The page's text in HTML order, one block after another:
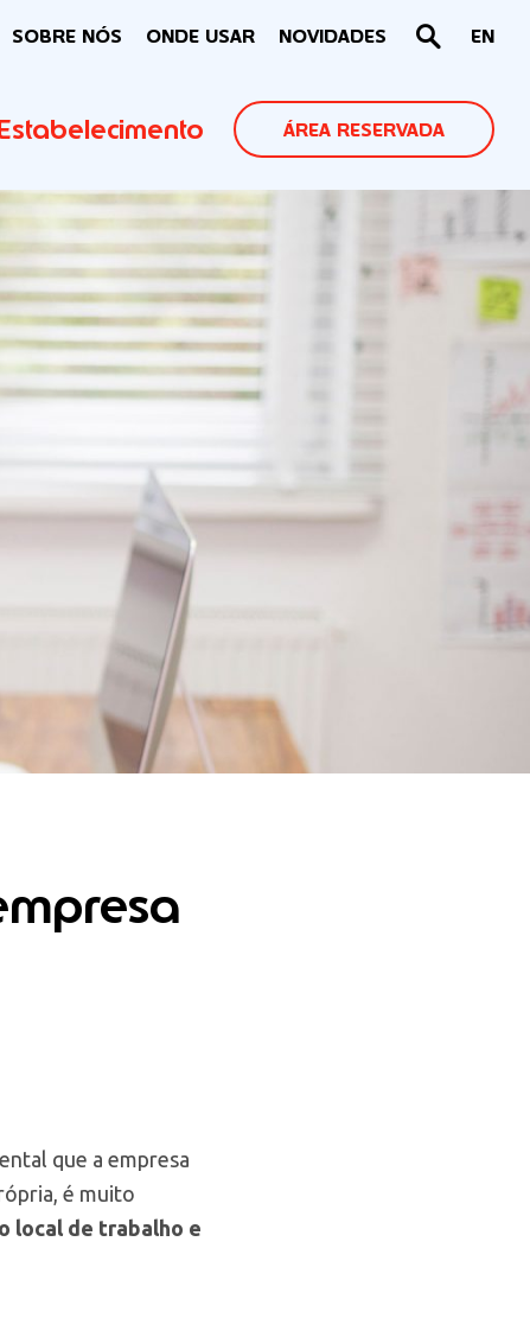
SOBRE NÓS ONDE USAR NOVIDADES EN
ÁREA RESERVADA
que a empresa
é muito
local de trabalho e